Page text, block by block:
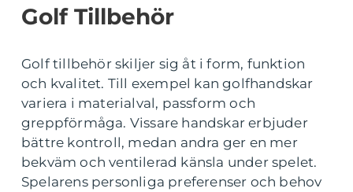
Golf Tillbehör
Golf tillbehör skiljer sig åt i form, funktion
och kvalitet. Till exempel kan golfhandskar
variera i materialval, passform och
greppförmåga. Vissare handskar erbjuder
bättre kontroll, medan andra ger en mer
bekväm och ventilerad känsla under spelet.
Spelarens personliga preferenser och behov